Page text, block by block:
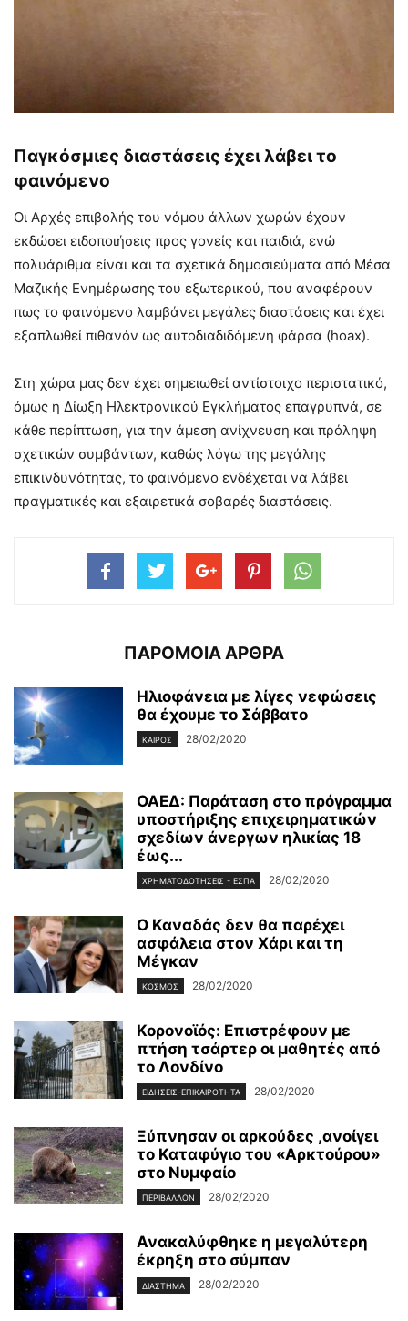
Παγκόσμιες διαστάσεις έχει λάβει το
φαινόμενο
Οι Αρχές επιβολής του νόμου άλλων χωρών έχουν
εκδώσει ειδοποιήσεις προς γονείς και παιδιά, ενώ
πολυάριθμα είναι και τα σχετικά δημοσιεύματα από Μέσα
Μαζικής Ενημέρωσης του εξωτερικού, που αναφέρουν
πως το φαινόμενο λαμβάνει μεγάλες διαστάσεις και έχει
εξαπλωθεί πιθανόν ως αυτοδιαδιδόμενη φάρσα (hoax).
Στη χώρα μας δεν έχει σημειωθεί αντίστοιχο περιστατικό,
όμως η Δίωξη Ηλεκτρονικού Εγκλήματος επαγρυπνά, σε
κάθε περίπτωση, για την άμεση ανίχνευση και πρόληψη
σχετικών συμβάντων, καθώς λόγω της μεγάλης
επικινδυνότητας, το φαινόμενο ενδέχεται να λάβει
πραγματικές και εξαιρετικά σοβαρές διαστάσεις.
ΠΑΡΟΜΟΙΑ ΑΡΘΡΑ
Ηλιοφάνεια με λίγες νεφώσεις
θα έχουμε το Σάββατο
ΚΑΙΡΌΣ 28/02/2020
ΟΑΕΔ: Παράταση στο πρόγραμμα
υποστήριξης επιχειρηματικών
σχεδίων άνεργων ηλικίας 18
έως...
ΧΡΗΜΑΤΟΔΟΤΉΣΕΙΣ - ΕΣΠΑ 28/02/2020
Ο Καναδάς δεν θα παρέχει
ασφάλεια στον Χάρι και τη
Μέγκαν
ΚΌΣΜΟΣ 28/02/2020
Κορονοϊός: Επιστρέφουν με
πτήση τσάρτερ οι μαθητές από
το Λονδίνο
ΕΙΔΉΣΕΙΣ-ΕΠΙΚΑΙΡΌΤΗΤΑ 28/02/2020
Ξύπνησαν οι αρκούδες ,ανοίγει
το Καταφύγιο του «Αρκτούρου»
στο Νυμφαίο
ΠΕΡΙΒΆΛΛΟΝ 28/02/2020
Ανακαλύφθηκε η μεγαλύτερη
έκρηξη στο σύμπαν
ΔΙΆΣΤΗΜΑ 28/02/2020